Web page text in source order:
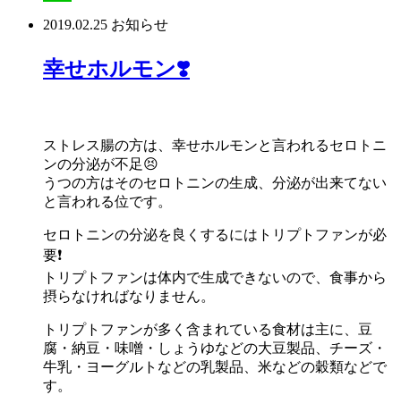
2019.02.25 お知らせ
幸せホルモン❣️
ストレス腸の方は、幸せホルモンと言われるセロトニ
ンの分泌が不足😣
うつの方はそのセロトニンの生成、分泌が出来てない
と言われる位です。
セロトニンの分泌を良くするにはトリプトファンが必
要❗
トリプトファンは体内で生成できないので、食事から
摂らなければなりません。
トリプトファンが多く含まれている食材は主に、豆
腐・納豆・味噌・しょうゆなどの大豆製品、チーズ・
牛乳・ヨーグルトなどの乳製品、米などの穀類などで
す。